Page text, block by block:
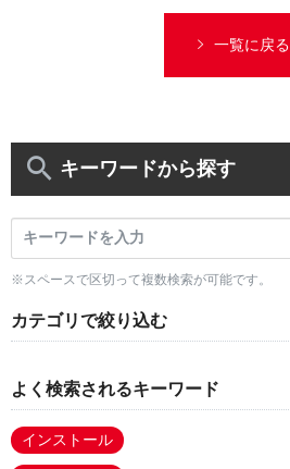
キーワードから探す
※スペースで区切って複数検索が可能です。
カテゴリで絞り込む
よく検索されるキーワード
インストール
一覧に戻る